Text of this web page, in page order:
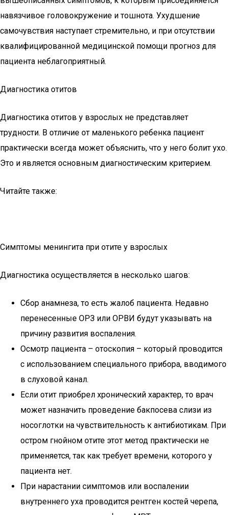
навязчивое головокружение и тошнота. Ухудшение
самочувствия наступает стремительно, и при отсутствии
квалифицированной медицинской помощи прогноз для
пациента неблагоприятный.
Диагностика отитов
Диагностика отитов у взрослых не представляет
трудности. В отличие от маленького ребенка пациент
практически всегда может объяснить, что у него болит ухо.
Это и является основным диагностическим критерием.
Читайте также:
Симптомы менингита при отите у взрослых
Диагностика осуществляется в несколько шагов:
Сбор анамнеза, то есть жалоб пациента. Недавно
перенесенные ОРЗ или ОРВИ будут указывать на
причину развития воспаления.
Осмотр пациента – отоскопия – который проводится
с использованием специального прибора, вводимого
в слуховой канал.
Если отит приобрел хронический характер, то врач
может назначить проведение бакпосева слизи из
носоглотки на чувствительность к антибиотикам. При
остром гнойном отите этот метод практически не
применяется, так как требует времени, которого у
пациента нет.
При нарастании симптомов или воспалении
внутреннего уха проводится рентген костей черепа,